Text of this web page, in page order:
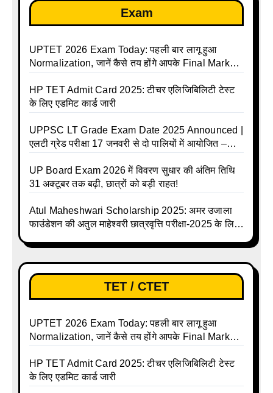
Exam
UPTET 2026 Exam Today: पहली बार लागू हुआ
Normalization, जानें कैसे तय होंगे आपके Final Marks
HP TET Admit Card 2025: टीचर एलिजिबिलिटी टेस्ट
के लिए एडमिट कार्ड जारी
UPPSC LT Grade Exam Date 2025 Announced |
एलटी ग्रेड परीक्षा 17 जनवरी से दो पालियों में आयोजित –
UP Board Exam 2026 में विवरण सुधार की अंतिम तिथि
31 अक्टूबर तक बढ़ी, छात्रों को बड़ी राहत!
Atul Maheshwari Scholarship 2025: अमर उजाला
फाउंडेशन की अतुल माहेश्वरी छात्रवृत्ति परीक्षा-2025 के लिए
TET / CTET
UPTET 2026 Exam Today: पहली बार लागू हुआ
Normalization, जानें कैसे तय होंगे आपके Final Marks
HP TET Admit Card 2025: टीचर एलिजिबिलिटी टेस्ट
के लिए एडमिट कार्ड जारी